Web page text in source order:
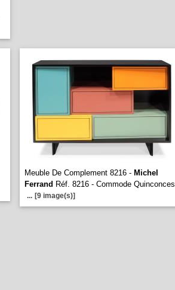
Meuble De Complement 8216 - Michel
Ferrand Réf. 8216 - Commode Quinconces
... [9 image(s)]